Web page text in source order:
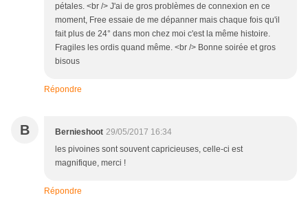
pétales. <br /> J'ai de gros problèmes de connexion en ce
moment, Free essaie de me dépanner mais chaque fois qu'il
fait plus de 24° dans mon chez moi c'est la même histoire.
Fragiles les ordis quand même. <br /> Bonne soirée et gros
bisous
Répondre
B Bernieshoot 29/05/2017 16:34
les pivoines sont souvent capricieuses, celle-ci est
magnifique, merci !
Répondre